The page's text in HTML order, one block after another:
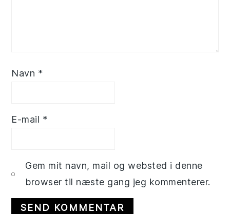
Navn *
E-mail *
Gem mit navn, mail og websted i denne
browser til næste gang jeg kommenterer.